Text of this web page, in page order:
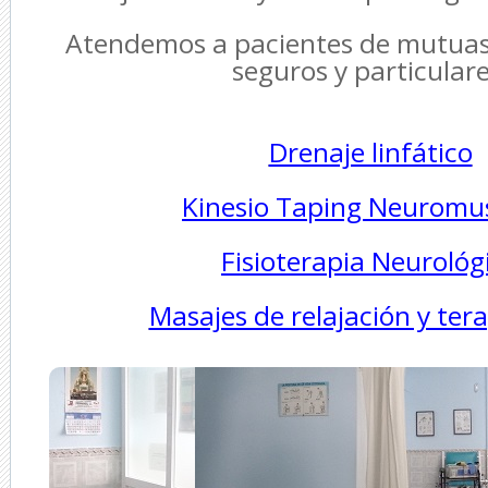
Atendemos a pacientes de
seguros y
Drenaje linfático
Kinesio Taping
Fisioterapia
Masajes de relajación y